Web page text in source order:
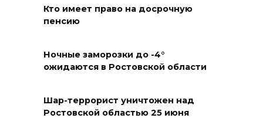
06 августа 2026 18:25
пострадавшим при атаке
БПЛА на Кубани
Кто имеет право на досрочную
пенсию
Ночные заморозки до -4°
ожидаются в Ростовской области
Шар-террорист уничтожен над
Ростовской областью 25 июня